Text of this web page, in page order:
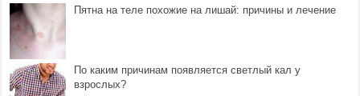
Пятна на теле похожие на лишай: причины и лечение
По каким причинам появляется светлый кал у
взрослых?